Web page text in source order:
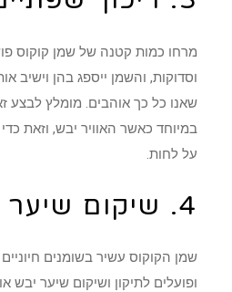
מרחו כמות קטנה של שמן קוקוס
וסדוקות, והשמן ייספג בהן וישיב
שאנו כל כך אוהבים. מומלץ לבצע
במיוחד כאשר האוויר יבש, וזאת
על לחות.
4. שיקום שיער יבש ופגום
שמן הקוקוס עשיר בשומנים
ופועלים לתיקון ושיקום שיער יבש